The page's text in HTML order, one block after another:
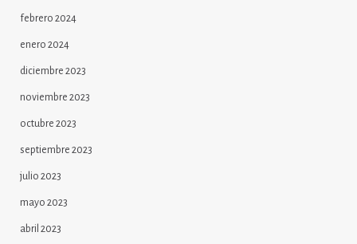
febrero 2024
enero 2024
diciembre 2023
noviembre 2023
octubre 2023
septiembre 2023
julio 2023
mayo 2023
abril 2023